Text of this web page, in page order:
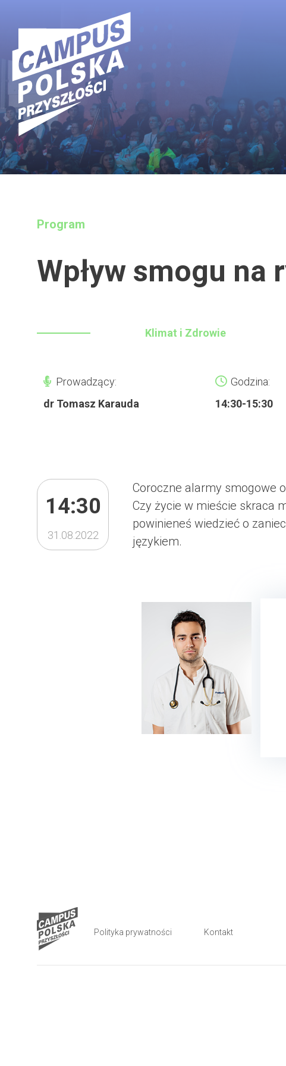
Main Navigation
Program
Wpływ smogu na
Klimat i Zdrowie
Prowadzący:
dr Tomasz Karauda
Godzina:
14:30-15:30
14:30
31.08.2022
Coroczne alarmy smogowe
Czy życie w mieście skraca
powinieneś wiedzieć o
językiem.
Polityka prywatności Kontakt